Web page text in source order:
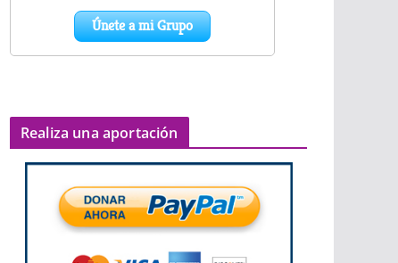
Realiza una aportación